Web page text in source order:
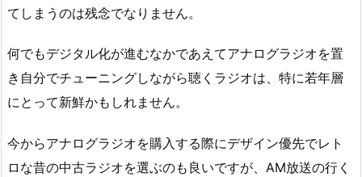
てしまうのは残念でなりません。
何でもデジタル化が進むなかであえてアナログラジオを置
き自分でチューニングしながら聴くラジオは、特に若年層
にとって新鮮かもしれません。
今からアナログラジオを購入する際にデザイン優先でレト
ロな昔の中古ラジオを選ぶのも良いですが、AM放送の行く